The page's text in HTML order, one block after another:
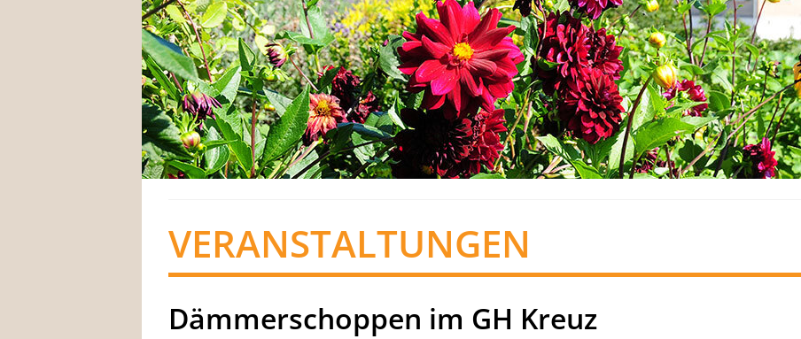
VERANSTALTUNGEN
Dämmerschoppen im GH Kreuz